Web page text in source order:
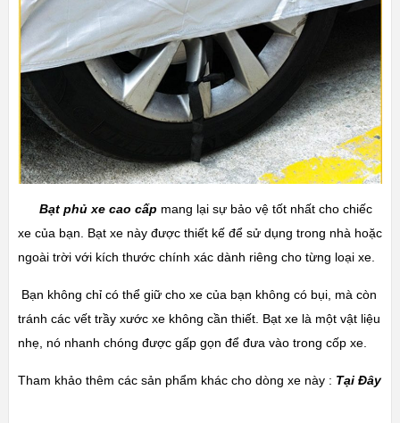
Bạt phủ xe cao cấp mang lại sự bảo vệ tốt nhất cho chiếc
xe của bạn. Bạt xe này được thiết kế để sử dụng trong nhà hoặc
ngoài trời với kích thước chính xác dành riêng cho từng loại xe.
Bạn không chỉ có thể giữ cho xe của bạn không có bụi, mà còn
tránh các vết trầy xước xe không cần thiết. Bạt xe là một vật liệu
nhẹ, nó nhanh chóng được gấp gọn để đưa vào trong cốp xe.
Tham khảo thêm các sản phẩm khác cho dòng xe này : Tại Đây